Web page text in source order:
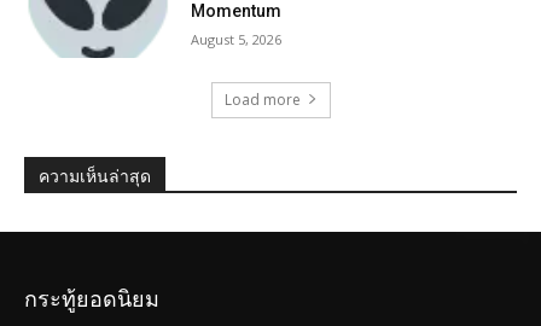
Momentum
August 5, 2026
Load more
ความเห็นล่าสุด
กระทู้ยอดนิยม